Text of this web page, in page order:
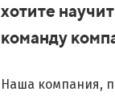
хотите
команду
Наша компания,